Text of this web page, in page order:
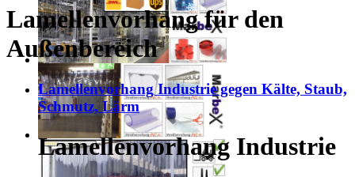
Lamellenvorhang für den
Außenbereich
Lamellenvorhang Industrie gegen Kälte, Staub,
Schmutz, Lärm
Lamellenvorhang Industrie